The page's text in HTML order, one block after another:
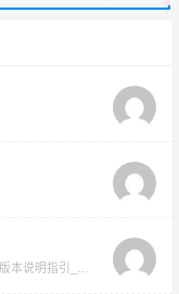
在下载避免刷成砖